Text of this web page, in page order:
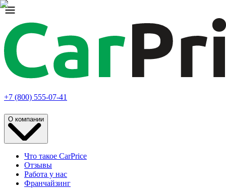
+7 (800) 555-07-41
О компании
Что такое CarPrice
Отзывы
Работа у нас
Франчайзинг